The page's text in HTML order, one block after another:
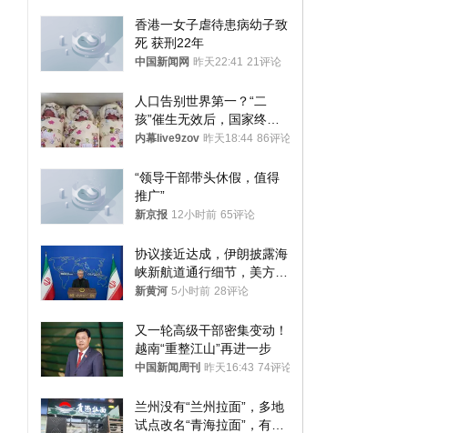
香港一女子虐待患病幼子致
死 获刑22年
中国新闻网 昨天22:41 21评论
人口告别世界第一？“二
孩”催生无效后，国家终于
向住房出手了！
内幕live9zov 昨天18:44 86评论
“领导干部带头休假，值得
推广”
新京报 12小时前 65评论
协议接近达成，伊朗披露海
峡新航道通行细节，美方再
提“倒计时”
新黄河 5小时前 28评论
又一轮高级干部密集变动！
越南“重整江山”再进一步
中国新闻周刊 昨天16:43 74评论
兰州没有“兰州拉面”，多地
试点改名“青海拉面”，有商